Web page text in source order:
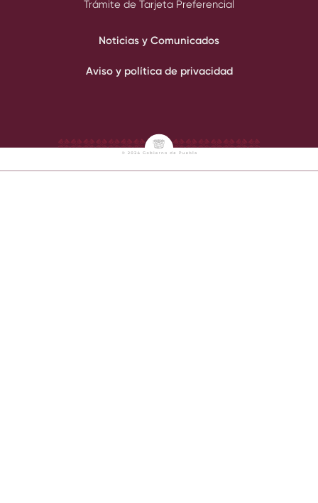
Trámite de Tarjeta Preferencial
Noticias y Comunicados
Aviso y política de privacidad